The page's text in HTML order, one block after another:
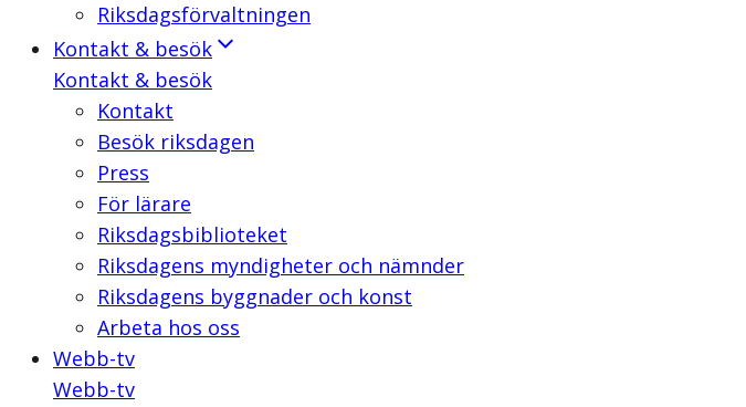
Riksdagsförvaltningen
Kontakt & besök
Kontakt & besök
Kontakt
Besök riksdagen
Press
För lärare
Riksdagsbiblioteket
Riksdagens myndigheter och nämnder
Riksdagens byggnader och konst
Arbeta hos oss
Webb-tv
Webb-tv